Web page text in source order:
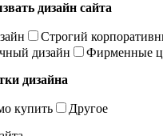
дизайн сайта
Строгий
дизайн Фирменные
дизайна
купить
Другое